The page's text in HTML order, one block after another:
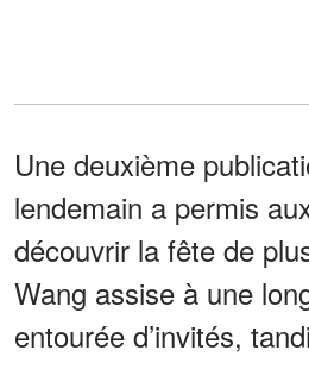
Une deuxième
lendemain a permis
découvrir la fête de
Wang assise à une
entourée d’invités,